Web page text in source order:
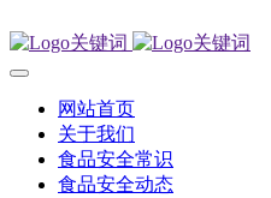
网站首页
关于我们
食品安全常识
食品安全动态